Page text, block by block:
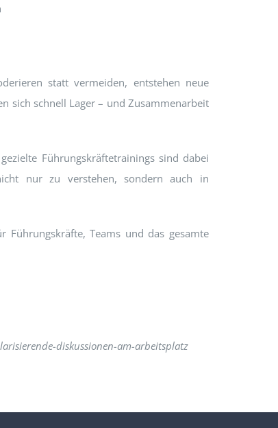
statt vermeiden, entstehen neue
sich schnell Lager – und Zusammenarbeit
Führungskräftetrainings sind dabei
nur zu verstehen, sondern auch in
Führungskräfte, Teams und das gesamte
diskussionen-am-arbeitsplatz